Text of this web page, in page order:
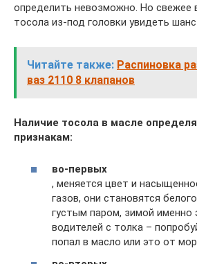
определить невозможно. Но свежее
тосола из-под головки увидеть шанс
Читайте также: Распиновка
ваз 2110 8 клапанов
Наличие тосола в масле
признакам:
во-первых
, меняется цвет и
газов, они становятся
густым паром, зимой именно
водителей с толка –
попал в масло или это от